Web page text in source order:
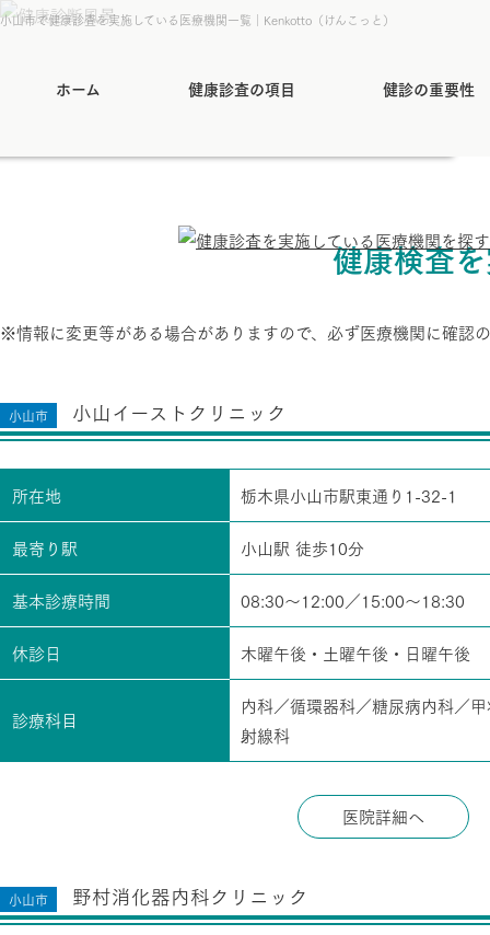
小山市で健康診査を実施している医療機関一覧｜Kenkotto（けんこっと）
ホーム 健康診査の項目 健診の重要性
健康検査
※情報に変更等がある場合がありますので、必ず医療機関に確認
小山市 小山イーストクリニック
所在地
栃木県小山市駅東通り1-32-1
最寄り駅
小山駅 徒歩10分
基本診療時間
08:30～12:00／15:00～18:30
休診日
木曜午後・土曜午後・日曜午後
診療科目
内科／循環器科／糖尿病内科／
射線科
医院詳細へ
小山市 野村消化器内科クリニック